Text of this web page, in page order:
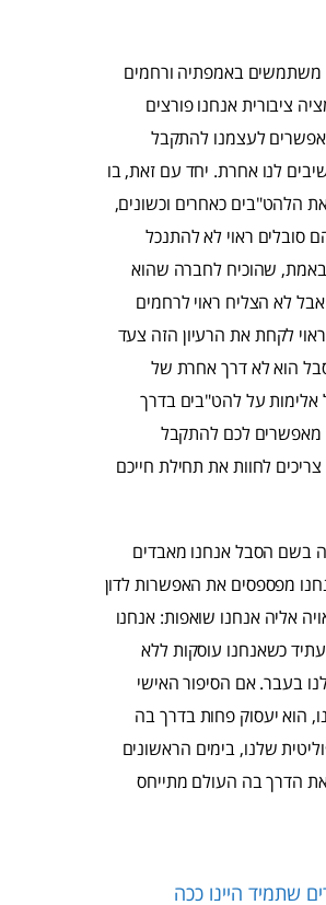
משתמשים באמפתיה ורחמים
ציבורית אנחנו פורצים
לעצמנו להתקבל
לנו אחרת. יחד עם זאת, בו
הלהט"בים כאחרים וכשונים,
סובלים ראוי לא להתנכל
שהוכיח לחברה שהוא
לא הצליח ראוי לרחמים
לקחת את הרעיון הזה צעד
הוא לא דרך אחרת של
אלימות על להט"בים בדרך
מאפשרים לכם להתקבל
לחוות את תחילת חייכם
בשם הסבל אנחנו מאבדים
מפספסים את האפשרות לדון
אליה אנחנו שואפות: אנחנו
כשאנחנו עוסקות ללא
בעבר. אם הסיפור האישי
הוא יעסוק פחות בדרך בה
שלנו, בימים הראשונים
הדרך בה העולם מתייחס
שתמיד היינו ככה